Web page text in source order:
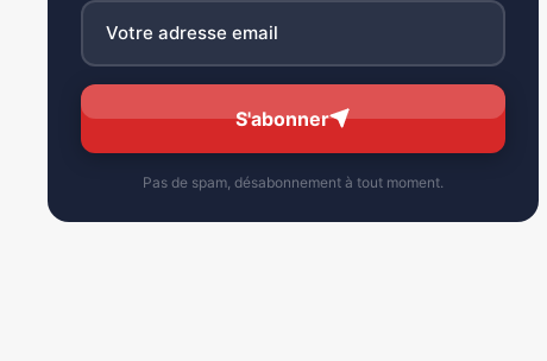
S'abonner
Pas de spam, désabonnement à tout moment.